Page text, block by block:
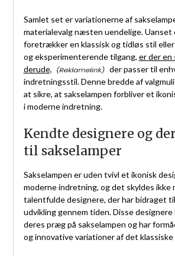
Samlet set er variationerne af
materialevalg næsten uendelige. Uanset
foretrækker en klassisk og tidløs stil
og eksperimenterende tilgang, er der en
derude,
der passer til
indretningsstil. Denne bredde af
at sikre, at sakselampen forbliver et
i moderne indretning.
Kendte designere og
til sakselamper
Sakselampen er uden tvivl et ikonisk
moderne indretning, og det skyldes ikke
talentfulde designere, der har bidraget
udvikling gennem tiden. Disse
deres præg på sakselampen og har
og innovative variationer af det klassiske